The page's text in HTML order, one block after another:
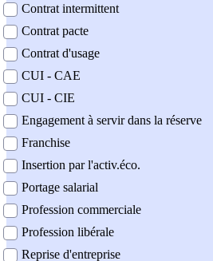
Contrat intermittent
Contrat pacte
Contrat d'usage
CUI - CAE
CUI - CIE
Engagement à servir dans la réserve
Franchise
Insertion par l'activ.éco.
Portage salarial
Profession commerciale
Profession libérale
Reprise d'entreprise